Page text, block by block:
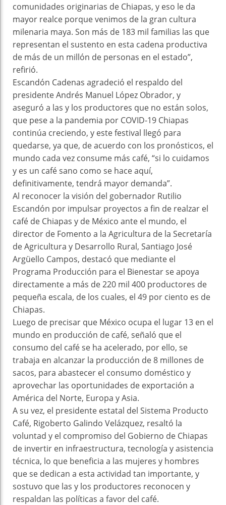
comunidades originarias de Chiapas, y eso le da
mayor realce porque venimos de la gran cultura
milenaria maya. Son más de 183 mil familias las que
representan el sustento en esta cadena productiva
de más de un millón de personas en el estado”,
refirió.
Escandón Cadenas agradeció el respaldo del
presidente Andrés Manuel López Obrador, y
aseguró a las y los productores que no están solos,
que pese a la pandemia por COVID-19 Chiapas
continúa creciendo, y este festival llegó para
quedarse, ya que, de acuerdo con los pronósticos, el
mundo cada vez consume más café, “si lo cuidamos
y es un café sano como se hace aquí,
definitivamente, tendrá mayor demanda”.
Al reconocer la visión del gobernador Rutilio
Escandón por impulsar proyectos a fin de realzar el
café de Chiapas y de México ante el mundo, el
director de Fomento a la Agricultura de la Secretaría
de Agricultura y Desarrollo Rural, Santiago José
Argüello Campos, destacó que mediante el
Programa Producción para el Bienestar se apoya
directamente a más de 220 mil 400 productores de
pequeña escala, de los cuales, el 49 por ciento es de
Chiapas.
Luego de precisar que México ocupa el lugar 13 en el
mundo en producción de café, señaló que el
consumo del café se ha acelerado, por ello, se
trabaja en alcanzar la producción de 8 millones de
sacos, para abastecer el consumo doméstico y
aprovechar las oportunidades de exportación a
América del Norte, Europa y Asia.
A su vez, el presidente estatal del Sistema Producto
Café, Rigoberto Galindo Velázquez, resaltó la
voluntad y el compromiso del Gobierno de Chiapas
de invertir en infraestructura, tecnología y asistencia
técnica, lo que beneficia a las mujeres y hombres
que se dedican a esta actividad tan importante, y
sostuvo que las y los productores reconocen y
respaldan las políticas a favor del café.